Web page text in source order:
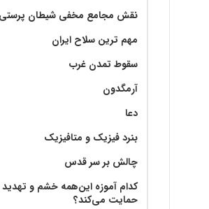
نقش مجامع مخفی شیطان پرستی
مهم ترین سلاح ایران
سقوط تمدن غرب
آرمگدون
دعا
بنرد فیزیک و متافیزیک
چالش بر سر قدس
کدام آموزه این‌همه خشم و تهدید
حمایت می‌کند؟